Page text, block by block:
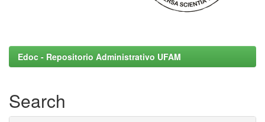
Edoc - Repositorio Administrativo UFAM
Search